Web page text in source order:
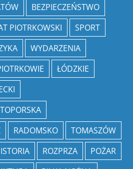
BEZPIECZEŃSTWO
PIOTRKOWSKI
SPORT
WYDARZENIA
ŁÓDZKIE
RADOMSKO
TOMASZÓW
ROZPRZA
POŻAR